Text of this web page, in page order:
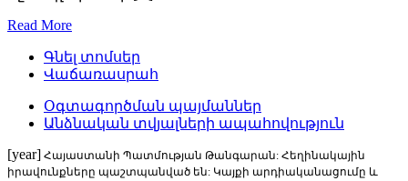
Read More
Գնել տոմսեր
Վաճառասրահ
Օգտագործման պայմաններ
Անձնական տվյալների ապահովություն
[year] Հայաստանի Պատմության Թանգարան: Հեղինակային
իրավունքները պաշտպանված են: Կայքի արդիականացումը և